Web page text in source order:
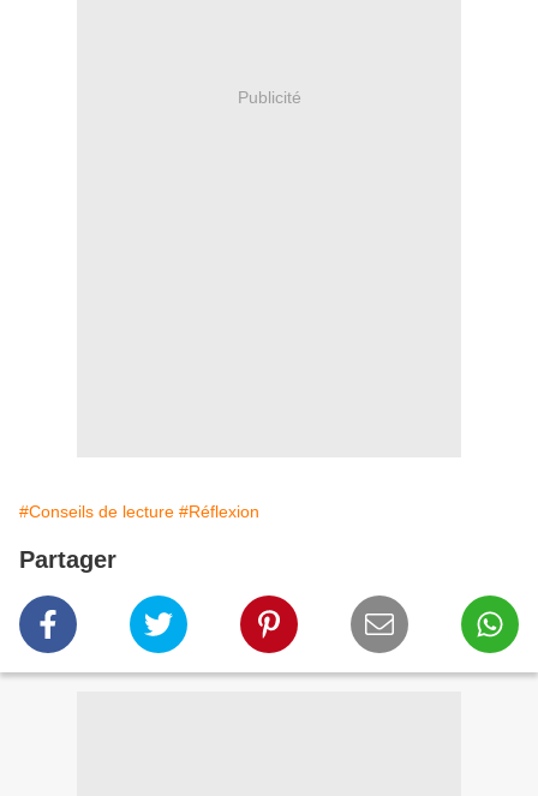
Publicité
#Conseils de lecture #Réflexion
Partager